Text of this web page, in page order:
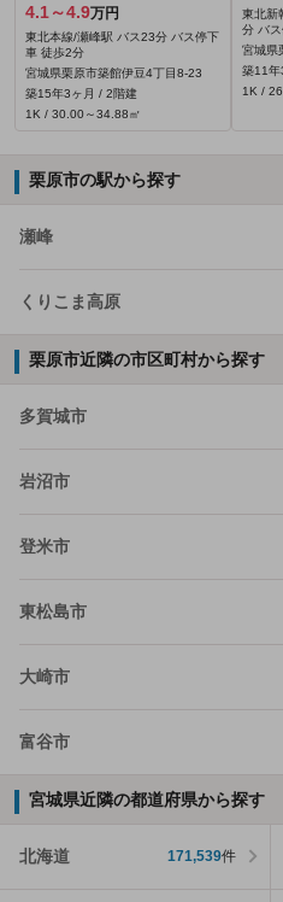
4.1～4.9万円
東北本線/瀬峰駅 バス23分 バス停下
車 徒歩2分
宮城県栗原市築館伊豆4丁目8-23
築15年3ヶ月 / 2階建
1K / 30.00～34.88㎡
東北新
分 バ
宮城県
築11年
1K /
栗原市の駅から探す
瀬峰
くりこま高原
栗原市近隣の市区町村から探す
多賀城市
岩沼市
登米市
東松島市
大崎市
富谷市
宮城県近隣の都道府県から探す
北海道 171,539件